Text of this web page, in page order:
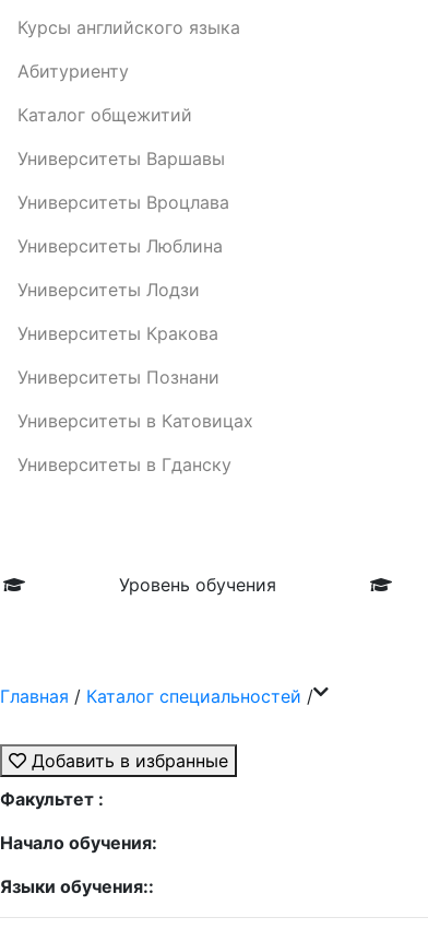
Курсы английского языка
Абитуриенту
Каталог общежитий
Университеты Варшавы
Университеты Вроцлава
Университеты Люблина
Университеты Лодзи
Университеты Кракова
Университеты Познани
Университеты в Катовицах
Университеты в Гданску
Уровень обучения
Главная / Каталог специальностей /
Добавить в избранные
Факультет :
Начало обучения:
Языки обучения::